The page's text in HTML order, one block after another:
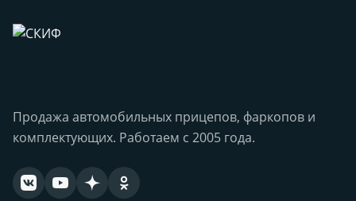
Продажа автомобильных прицепов, фаркопов и
комплектующих. Работаем с 2005 года.